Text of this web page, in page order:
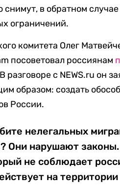
снимут, в обратном
ограничений.
комитета Олег
посоветовал россиянам
разговоре с NEWS.ru он
образом: создать
России.
нелегальных
Они нарушают
не соблюдает
на